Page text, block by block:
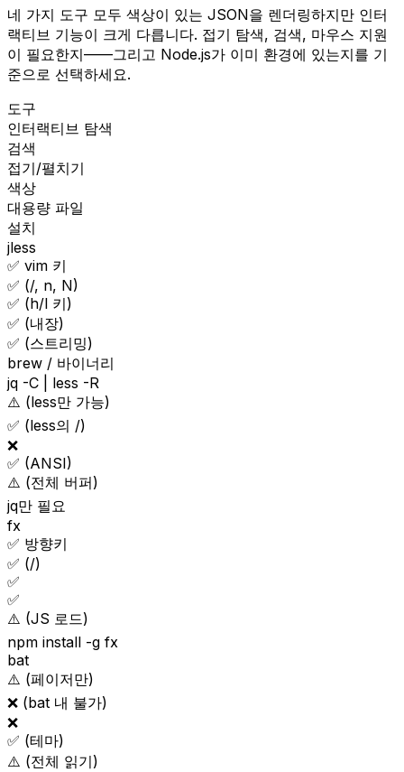
네 가지 도구 모두 색상이 있는 JSON을 렌더링하지만 인터
랙티브 기능이 크게 다릅니다. 접기 탐색, 검색, 마우스 지원
이 필요한지——그리고 Node.js가 이미 환경에 있는지를 기
준으로 선택하세요.
도구
인터랙티브 탐색
검색
접기/펼치기
색상
대용량 파일
설치
jless
✅ vim 키
✅ (/, n, N)
✅ (h/l 키)
✅ (내장)
✅ (스트리밍)
brew / 바이너리
jq -C | less -R
⚠️ (less만 가능)
✅ (less의 /)
❌
✅ (ANSI)
⚠️ (전체 버퍼)
jq만 필요
fx
✅ 방향키
✅ (/)
✅
✅
⚠️ (JS 로드)
npm install -g fx
bat
⚠️ (페이저만)
❌ (bat 내 불가)
❌
✅ (테마)
⚠️ (전체 읽기)